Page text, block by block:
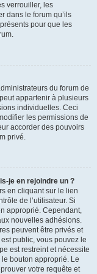
verrouiller, les
dans le forum qu’ils
pour que les
du forum de
appartenir à plusieurs
individuelles. Ceci
les permissions de
accorder des pouvoirs
privé.
je en rejoindre un ?
en cliquant sur le lien
de l’utilisateur. Si
approprié. Cependant,
nouvelles adhésions.
peuvent être privés et
public, vous pouvez le
est restreint et nécessite
bouton approprié. Le
votre requête et